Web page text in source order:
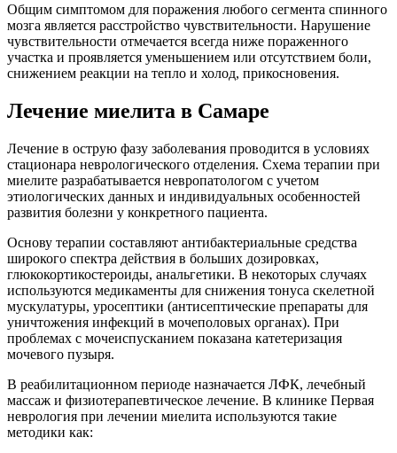
Общим симптомом для поражения любого сегмента спинного
мозга является расстройство чувствительности. Нарушение
чувствительности отмечается всегда ниже пораженного
участка и проявляется уменьшением или отсутствием боли,
снижением реакции на тепло и холод, прикосновения.
Лечение миелита в Самаре
Лечение в острую фазу заболевания проводится в условиях
стационара неврологического отделения. Схема терапии при
миелите разрабатывается невропатологом с учетом
этиологических данных и индивидуальных особенностей
развития болезни у конкретного пациента.
Основу терапии составляют антибактериальные средства
широкого спектра действия в больших дозировках,
глюкокортикостероиды, анальгетики. В некоторых случаях
используются медикаменты для снижения тонуса скелетной
мускулатуры, уросептики (антисептические препараты для
уничтожения инфекций в мочеполовых органах). При
проблемах с мочеиспусканием показана катетеризация
мочевого пузыря.
В реабилитационном периоде назначается ЛФК, лечебный
массаж и физиотерапевтическое лечение. В клинике Первая
неврология при лечении миелита используются такие
методики как: